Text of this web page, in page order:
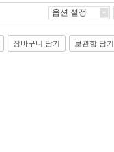
옵션 설정
장바구니 담기 보관함 담기